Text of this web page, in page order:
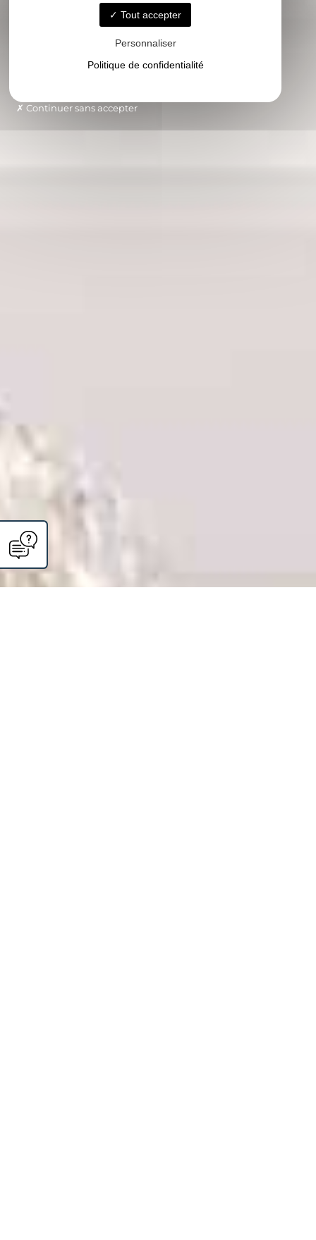
Tout accepter
Personnaliser
Politique de confidentialité
Continuer sans accepter